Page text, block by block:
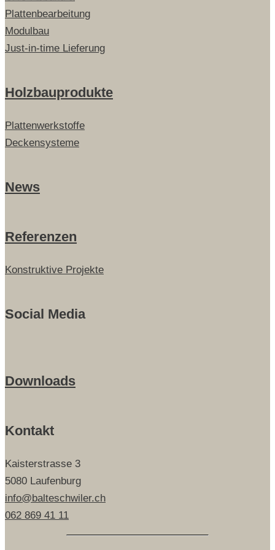
Plattenbearbeitung
Modulbau
Just-in-time Lieferung
Holzbauprodukte
Plattenwerkstoffe
Deckensysteme
News
Referenzen
Konstruktive Projekte
Social Media
Downloads
Kontakt
Kaisterstrasse 3
5080 Laufenburg
info@balteschwiler.ch
062 869 41 11